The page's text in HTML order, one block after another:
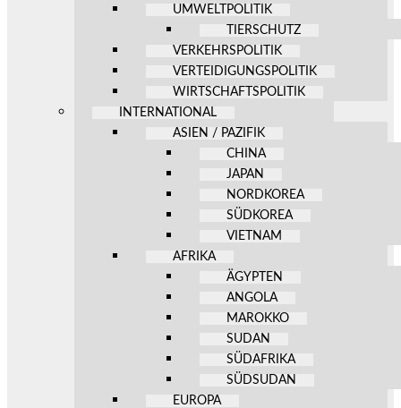
UMWELTPOLITIK
TIERSCHUTZ
VERKEHRSPOLITIK
VERTEIDIGUNGSPOLITIK
WIRTSCHAFTSPOLITIK
INTERNATIONAL
ASIEN / PAZIFIK
CHINA
JAPAN
NORDKOREA
SÜDKOREA
VIETNAM
AFRIKA
ÄGYPTEN
ANGOLA
MAROKKO
SUDAN
SÜDAFRIKA
SÜDSUDAN
EUROPA